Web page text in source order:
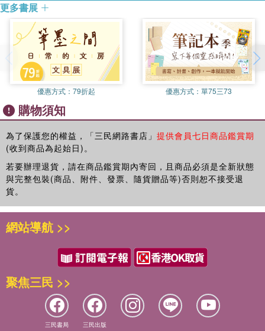
系列：美術系列套組
款式：色鉛筆 15mm
材質：和紙、膠
商品規格：15mm×7m
數量：10捲入
產地：日本
適用年齡：九歲以上
用途：個人DIY、美術教材、家居裝飾、商場及會場布置
更多書展
優惠方式： 79折起 優惠方式： 單75三73
購物須知
為了保護您的權益，「三民網路書店」 提供會員七日商品鑑賞期
(收到商品為起始日)。
若要辦理退貨，請在商品鑑賞期內寄回，且商品必須是全新狀態
與完整包裝(商品、附件、發票、隨貨贈品等)否則恕不接受退
貨。
網站導航 >>
聚焦三民 >>
三民書局 三民出版